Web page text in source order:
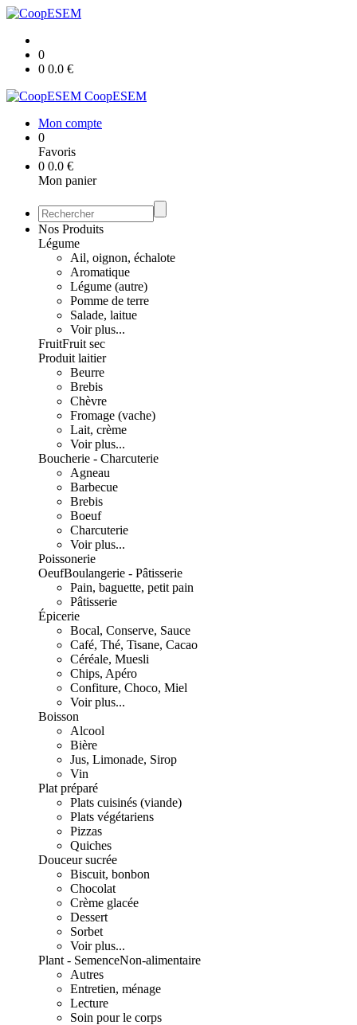
0
0 0.0 €
CoopESEM
Mon compte
0
Favoris
0 0.0 €
Mon panier
Nos Produits
Légume
Ail, oignon, échalote
Aromatique
Légume (autre)
Pomme de terre
Salade, laitue
Voir plus...
FruitFruit sec
Produit laitier
Beurre
Brebis
Chèvre
Fromage (vache)
Lait, crème
Voir plus...
Boucherie - Charcuterie
Agneau
Barbecue
Brebis
Boeuf
Charcuterie
Voir plus...
Poissonerie
OeufBoulangerie - Pâtisserie
Pain, baguette, petit pain
Pâtisserie
Épicerie
Bocal, Conserve, Sauce
Café, Thé, Tisane, Cacao
Céréale, Muesli
Chips, Apéro
Confiture, Choco, Miel
Voir plus...
Boisson
Alcool
Bière
Jus, Limonade, Sirop
Vin
Plat préparé
Plats cuisinés (viande)
Plats végétariens
Pizzas
Quiches
Douceur sucrée
Biscuit, bonbon
Chocolat
Crème glacée
Dessert
Sorbet
Voir plus...
Plant - SemenceNon-alimentaire
Autres
Entretien, ménage
Lecture
Soin pour le corps